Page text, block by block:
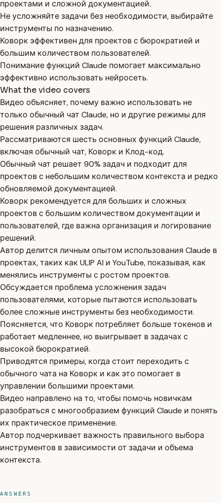
проектами и сложной документацией.
Не усложняйте задачи без необходимости, выбирайте
инструменты по назначению.
Коворк эффективен для проектов с бюрократией и
большим количеством пользователей.
Понимание функций Claude помогает максимально
эффективно использовать нейросеть.
What the video covers
Видео объясняет, почему важно использовать не
только обычный чат Claude, но и другие режимы для
решения различных задач.
Рассматриваются шесть основных функций Claude,
включая обычный чат, Коворк и Клод-код.
Обычный чат решает 90% задач и подходит для
проектов с небольшим количеством контекста и редко
обновляемой документацией.
Коворк рекомендуется для больших и сложных
проектов с большим количеством документации и
пользователей, где важна организация и логирование
решений.
Автор делится личным опытом использования Claude в
проектах, таких как ULIP AI и YouTube, показывая, как
менялись инструменты с ростом проектов.
Обсуждается проблема усложнения задач
пользователями, которые пытаются использовать
более сложные инструменты без необходимости.
Поясняется, что Коворк потребляет больше токенов и
работает медленнее, но выигрывает в задачах с
высокой бюрократией.
Приводятся примеры, когда стоит переходить с
обычного чата на Коворк и как это помогает в
управлении большими проектами.
Видео направлено на то, чтобы помочь новичкам
разобраться с многообразием функций Claude и понять
их практическое применение.
Автор подчеркивает важность правильного выбора
инструментов в зависимости от задачи и объема
контекста.
ANSWERS